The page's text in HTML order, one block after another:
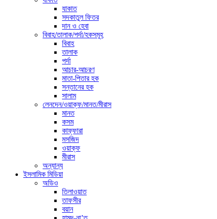
যাকাত
সদকাতুল ফিতর
দান ও হেবা
বিবাহ/তালাক/পর্দা/হকসমূহ
বিবাহ
তালাক
পর্দা
আচার-আচরণ
মাতা-পিতার হক
সন্তানের হক
সালাম
লেনদেন/ওয়াক্ফ/মানত/মীরাস
মানত
কসম
কাফ্ফারা
মসজিদ
ওয়াক্ফ
মীরাস
অন্যান্য
ইসলামিক মিডিয়া
অডিও
তিলাওয়াত
তাফসীর
বয়ান